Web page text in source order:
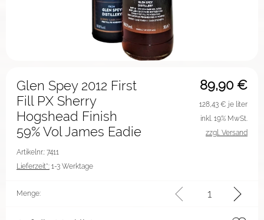
89,90 €
Glen Spey 2012 First
Fill PX Sherry
Hogshead Finish
59% Vol James Eadie
Artikelnr.: 7411
Lieferzeit*: 1-3 Werktage
128,43 € je liter
inkl. 19% MwSt.
zzgl. Versand
Menge: